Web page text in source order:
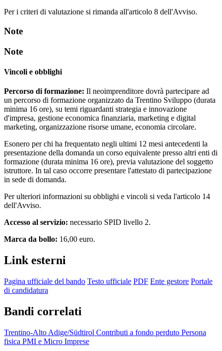
Per i criteri di valutazione si rimanda all'articolo 8 dell'Avviso.
Note
Note
Vincoli e obblighi
Percorso di formazione: Il neoimprenditore dovrà partecipare ad
un percorso di formazione organizzato da Trentino Sviluppo (durata
minima 16 ore), su temi riguardanti strategia e innovazione
d'impresa, gestione economica finanziaria, marketing e digital
marketing, organizzazione risorse umane, economia circolare.
Esonero per chi ha frequentato negli ultimi 12 mesi antecedenti la
presentazione della domanda un corso equivalente presso altri enti di
formazione (durata minima 16 ore), previa valutazione del soggetto
istruttore. In tal caso occorre presentare l'attestato di partecipazione
in sede di domanda.
Per ulteriori informazioni su obblighi e vincoli si veda l'articolo 14
dell'Avviso.
Accesso al servizio: necessario SPID livello 2.
Marca da bollo: 16,00 euro.
Link esterni
Pagina ufficiale del bando Testo ufficiale PDF Ente gestore Portale
di candidatura
Bandi correlati
Trentino-Alto Adige/Südtirol Contributi a fondo perduto Persona
fisica PMI e Micro Imprese